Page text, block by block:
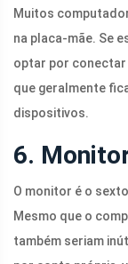
Muitos
na placa-mãe. Se
optar por conectar
que geralmente
dispositivos.
6.
O monitor é o
Mesmo que o
também seriam